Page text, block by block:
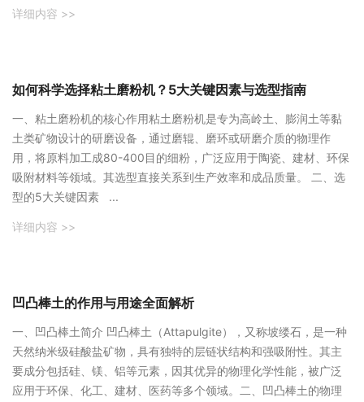
详细内容 >>
如何科学选择粘土磨粉机？5大关键因素与选型指南
一、粘土磨粉机的核心作用粘土磨粉机是专为高岭土、膨润土等黏
土类矿物设计的研磨设备，通过磨辊、磨环或研磨介质的物理作
用，将原料加工成80-400目的细粉，广泛应用于陶瓷、建材、环保
吸附材料等领域。其选型直接关系到生产效率和成品质量。 二、选
型的5大关键因素 ...
详细内容 >>
凹凸棒土的作用与用途全面解析
‌一、凹凸棒土简介‌ 凹凸棒土（Attapulgite），又称坡缕石，是一种
天然纳米级硅酸盐矿物，具有独特的层链状结构和强吸附性。其主
要成分包括硅、镁、铝等元素，因其优异的物理化学性能，被广泛
应用于环保、化工、建材、医药等多个领域。‌二、凹凸棒土的物理